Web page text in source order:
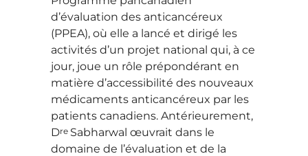
d’évaluation des anticancéreux
(PPEA), où elle a lancé et dirigé les
activités d’un projet national qui, à ce
jour, joue un rôle prépondérant en
matière d’accessibilité des nouveaux
médicaments anticancéreux par les
patients canadiens. Antérieurement,
Dre Sabharwal œuvrait dans le
domaine de l’évaluation et de la